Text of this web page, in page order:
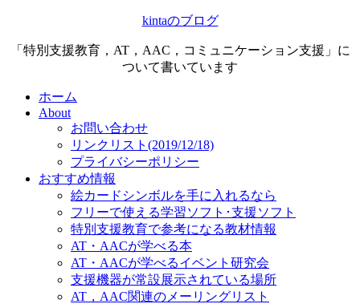
kintaのブログ
「特別支援教育，AT，AAC，コミュニケーション支援」に
ついて書いています
ホーム
About
お問い合わせ
リンクリスト(2019/12/18)
プライバシーポリシー
おすすめ情報
絵カードシンボルを手に入れるなら
フリーで使える学習ソフト･支援ソフト
特別支援教育で参考になる教材情報
AT・AACが学べる本
AT・AACが学べるイベント研究会
支援機器が常設展示されている場所
AT，AAC関連のメーリングリスト